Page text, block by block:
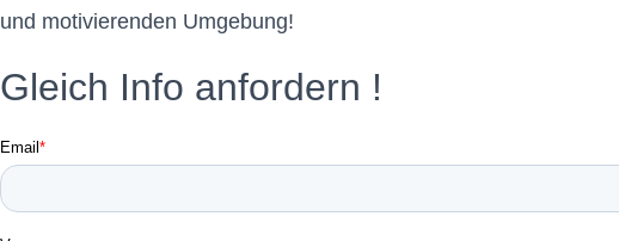
und motivierenden Umgebung!
Gleich Info anfordern !